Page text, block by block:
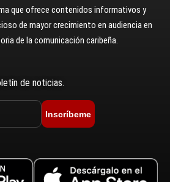
que ofrece contenidos informativos y
de mayor crecimiento en audiencia en
de la comunicación caribeña.
de noticias.
Inscríbeme